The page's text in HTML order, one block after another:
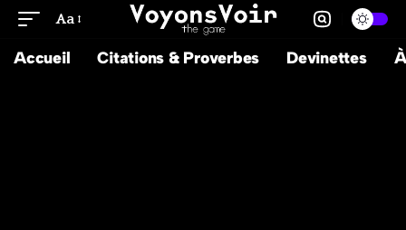
Aa
Accueil Citations & Proverbes Devinettes